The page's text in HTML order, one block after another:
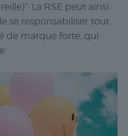
La RSE peut ainsi
se responsabiliser tout
de marque forte, qui